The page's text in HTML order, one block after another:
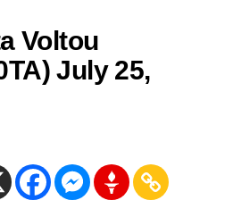
Voltou
July 25,